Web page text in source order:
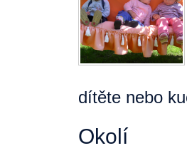
dítěte nebo
Okolí